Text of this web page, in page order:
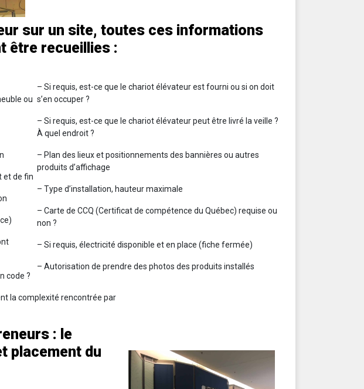
sur un site, toutes ces informations
être recueillies :
ou
et de fin
code ?
– Si requis, est-ce que le chariot élévateur est fourni ou si on doit
s’en occuper ?
– Si requis, est-ce que le chariot élévateur peut être livré la veille ?
À quel endroit ?
– Plan des lieux et positionnements des bannières ou autres
produits d’affichage
– Type d’installation, hauteur maximale
– Carte de CCQ (Certificat de compétence du Québec) requise ou
non ?
– Si requis, électricité disponible et en place (fiche fermée)
– Autorisation de prendre des photos des produits installés
la complexité rencontrée par
: le
placement du